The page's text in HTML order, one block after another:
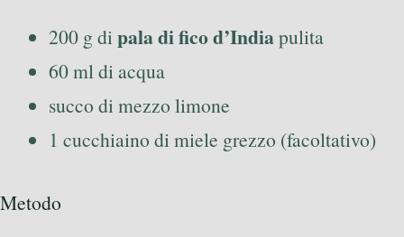
200 g di pala di fico d’Indiapulita
60 ml di acqua
succo di mezzo limone
1 cucchiaino di miele grezzo (facoltativo)
Metodo